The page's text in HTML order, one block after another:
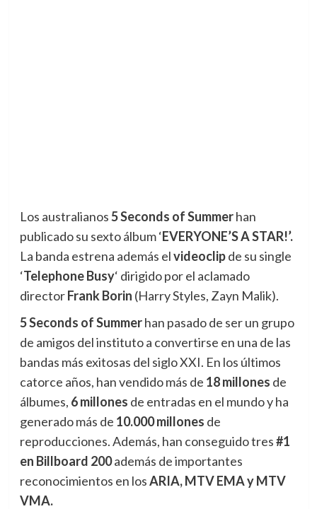
Los australianos5 Seconds of Summerhan
publicado su sexto álbum ‘EVERYONE’S A STAR!’.
La banda estrena además elvideoclipde su single
‘Telephone Busy‘ dirigido por el aclamado
directorFrank Borin (Harry Styles, Zayn Malik).
5 Seconds of Summerhan pasado de ser un grupo
de amigos del instituto a convertirse en una de las
bandas más exitosas del siglo XXI. En los últimos
catorce años, han vendido más de 18 millones de
álbumes, 6 millones de entradas en el mundo y ha
generado más de 10.000 millones de
reproducciones. Además, han conseguido tres#1
en Billboard 200además de importantes
reconocimientos en losARIA, MTV EMA y MTV
VMA.